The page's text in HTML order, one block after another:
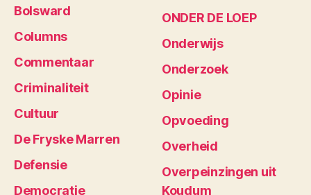
Bolsward
Columns
Commentaar
Criminaliteit
Cultuur
De Fryske Marren
Defensie
Democratie
ONDER DE LOEP
Onderwijs
Onderzoek
Opinie
Opvoeding
Overheid
Overpeinzingen uit
Koudum